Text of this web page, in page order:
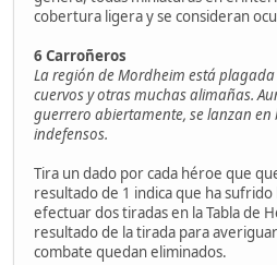
cobertura ligera y se consideran
6 Carroñeros
La región de Mordheim está
cuervos y otras muchas alimañas.
guerrero abiertamente, se lanzan
indefensos.
Tira un dado por cada héroe que
resultado de 1 indica que ha
efectuar dos tiradas en la Tabla de
resultado de la tirada para
combate quedan eliminados.